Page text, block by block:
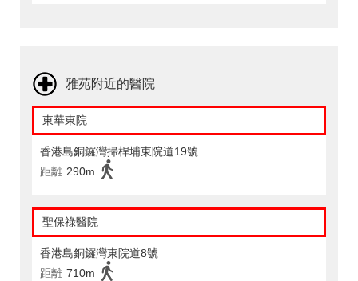
雅苑附近的醫院
東華東院
香港島銅鑼灣掃桿埔東院道19號
距離 290m
聖保祿醫院
香港島銅鑼灣東院道8號
距離 710m